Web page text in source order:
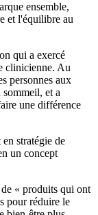
ensemble,
et l'équilibre au
qui a exercé
clinicienne. Au
personnes aux
sommeil, et a
une différence
stratégie de
un concept
« produits qui ont
pour réduire le